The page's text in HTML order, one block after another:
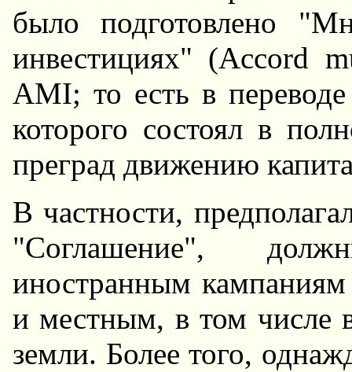
было подготовлено
инвестициях" (Accord
AMI; то есть в
которого состоял в
преград движению
В частности,
"Соглашение",
иностранным
и местным, в том числе
земли. Более того,